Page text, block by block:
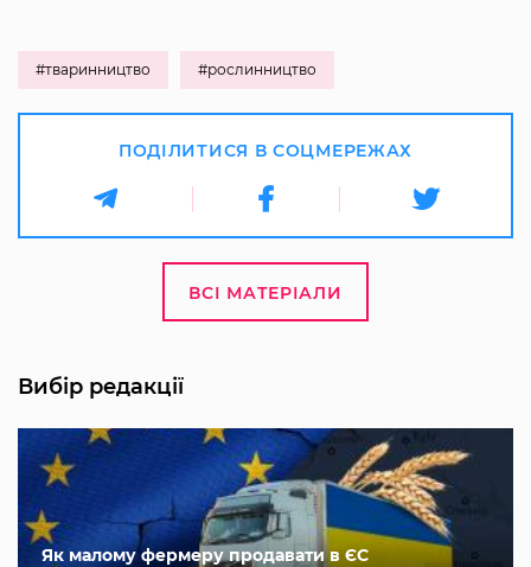
#тваринництво #рослинництво
ПОДІЛИТИСЯ В СОЦМЕРЕЖАХ
ВСІ МАТЕРІАЛИ
Вибір редакції
Як малому фермеру продавати в ЄС